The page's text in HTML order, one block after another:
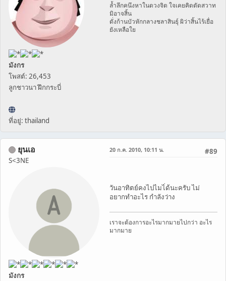
มังกร
โพสต์: 26,453
ลูกชาวนา ฝึกกระบี่
ที่อยู่: thailand
ล้ำลึกคนึงหาในดวงจิต ใจเคยคิดตัดสวาท
มิอาจสิ้น
ดั่งก้านบัวหักกลางชลาสินธุ์ ผิว่าสิ้นไร้เยื่อ
ยังเหลือใย
ยุนเอ
S<3NE
มังกร
#89
20 ก.ค. 2010, 10:11 น.
วันอาทิตย์คงไปไมไ่ด้นะครับ ไม่
อยากทำอะไร กำลังว่าง
เราจะต้องการอะไรมากมายไปกว่า อะไร
มากมาย